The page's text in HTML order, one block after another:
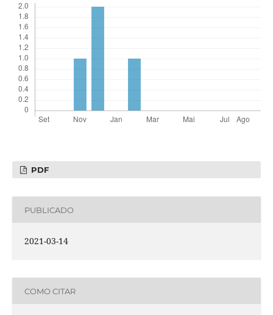
PDF
PUBLICADO
2021-03-14
COMO CITAR